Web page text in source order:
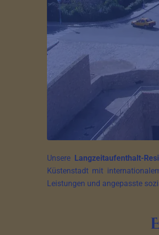
Unsere Langzeitaufenthalt-
Küstenstadt mit
Leistungen und angepasste